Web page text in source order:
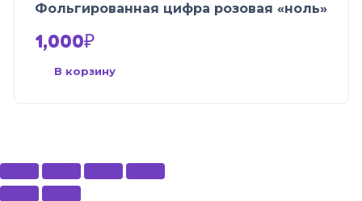
Фольгированная цифра розовая «ноль»
1,000₽
В корзину